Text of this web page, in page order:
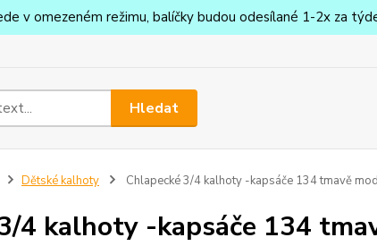
v omezeném režimu, balíčky budou odesílané 1-2x za
Hledat
Dětské kalhoty Chlapecké 3/4 kalhoty -kapsáče 134 tmavě
4 kalhoty -kapsáče 134